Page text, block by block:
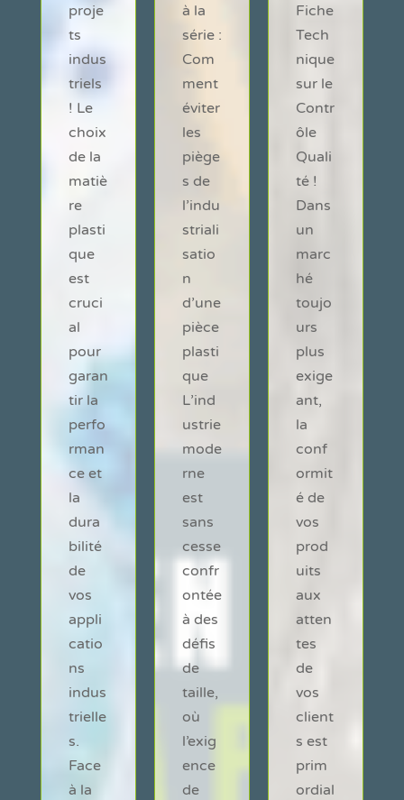
proje
ts
indus
triels
! Le
choix
de la
matiè
re
plasti
que
est
cruci
al
pour
garan
tir la
perfo
rman
ce et
la
dura
bilité
de
vos
appli
catio
ns
indus
trielle
s.
Face
à la
à la
série :
Com
ment
éviter
les
piège
s de
l’indu
striali
satio
n
d’une
pièce
plasti
que
L’ind
ustrie
mode
rne
est
sans
cesse
confr
ontée
à des
défis
de
taille,
où
l’exig
ence
de
Fiche
Tech
nique
sur le
Contr
ôle
Quali
té !
Dans
un
marc
hé
toujo
urs
plus
exige
ant,
la
conf
ormit
é de
vos
prod
uits
aux
atten
tes
de
vos
client
s est
prim
ordial